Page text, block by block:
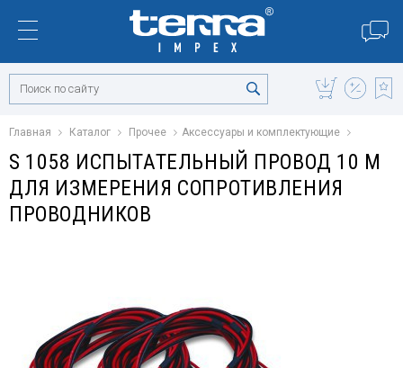
Главная Каталог Прочее Аксессуары и комплектующие
S 1058 ИСПЫТАТЕЛЬНЫЙ ПРОВОД 10 М
ДЛЯ ИЗМЕРЕНИЯ СОПРОТИВЛЕНИЯ
ПРОВОДНИКОВ